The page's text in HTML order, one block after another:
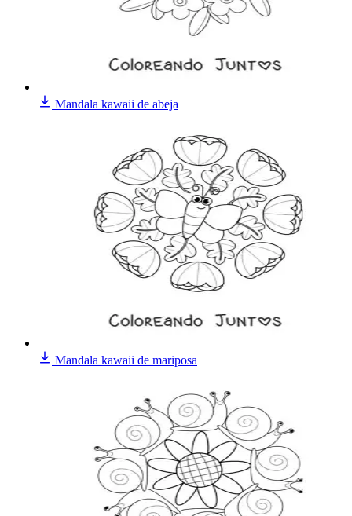
Mandala kawaii de abeja
Mandala kawaii de mariposa